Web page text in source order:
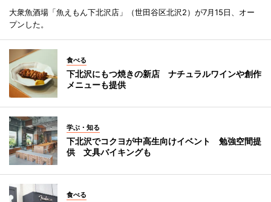
大衆魚酒場「魚えもん下北沢店」（世田谷区北沢2）が7月15日、オー
プンした。
食べる
下北沢にもつ焼きの新店 ナチュラルワインや創作
メニューも提供
学ぶ・知る
下北沢でコクヨが中高生向けイベント 勉強空間提
供 文具バイキングも
食べる